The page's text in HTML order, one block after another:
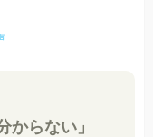
からない」